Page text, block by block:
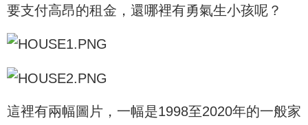
要支付高昂的租金，還哪裡有勇氣生小孩呢？
這裡有兩幅圖片，一幅是1998至2020年的一般家